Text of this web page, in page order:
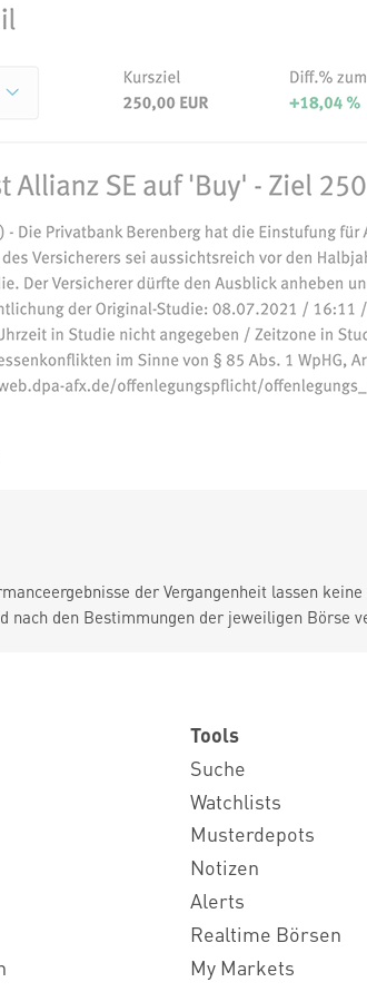
der Vergangenheit lassen
nach den Bestimmungen der jeweiligen Börse
Tools
Suche
Watchlists
Musterdepots
Notizen
Alerts
Realtime Börsen
My Markets